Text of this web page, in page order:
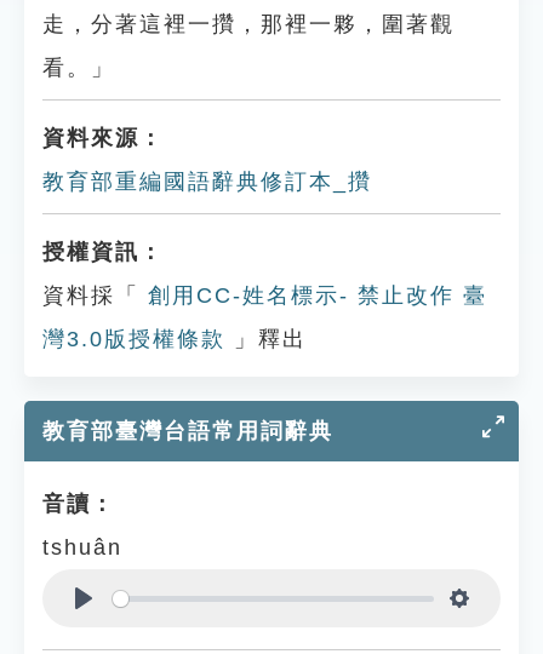
走，分著這裡一攢，那裡一夥，圍著觀
看。」
資料來源：
教育部重編國語辭典修訂本_攢
授權資訊：
資料採「
創用CC-姓名標示- 禁止改作 臺
灣3.0版授權條款
」釋出
教育部臺灣台語常用詞辭典
音讀：
tshuân